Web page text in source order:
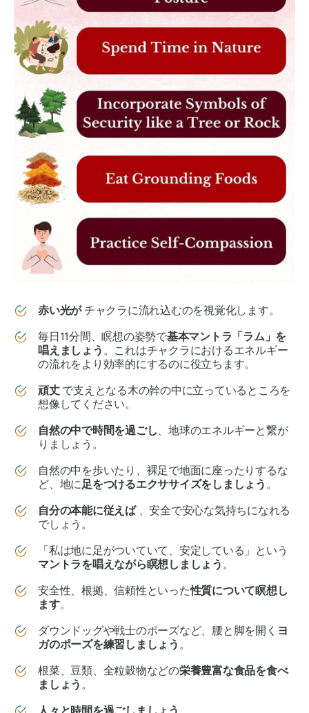
赤い光がチャクラに流れ込むのを視覚化します。
毎日11分間、瞑想の姿勢で基本マントラ「ラム」を
唱えましょう 。これはチャクラにおけるエネルギー
の流れをより効率的にするのに役立ちます。
頑丈で支えとなる木の幹の中に立っているところを
想像してください。
自然の中で時間を過ごし、地球のエネルギーと繋が
りましょう。
自然の中を歩いたり、裸足で地面に座ったりするな
ど、地に足をつけるエクササイズをしましょう 。
自分の本能に従えば、安全で安心な気持ちになれる
でしょう。
「私は地に足がついていて、安定している」という
マントラを唱えながら瞑想しましょう 。
安全性、根拠、信頼性といった性質について瞑想し
ます。
ダウンドッグや戦士のポーズなど、腰と脚を開く ヨ
ガのポーズを練習しましょう 。
根菜、豆類、全粒穀物などの栄養豊富な食品を食べ
ましょう 。